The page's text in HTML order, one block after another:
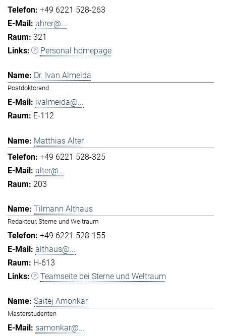
+49 6221 528-263
ahrer@...
321
Personal homepage
Dr. Ivan Almeida
Postdoktorand
ivalmeida@...
E-112
Matthias Alter
+49 6221 528-325
alter@...
203
Tilmann Althaus
Redakteur, Sterne und Weltraum
+49 6221 528-155
althaus@...
H-613
Teamseite bei Sterne und Weltraum
Saitej Amonkar
Masterstudenten
samonkar@...